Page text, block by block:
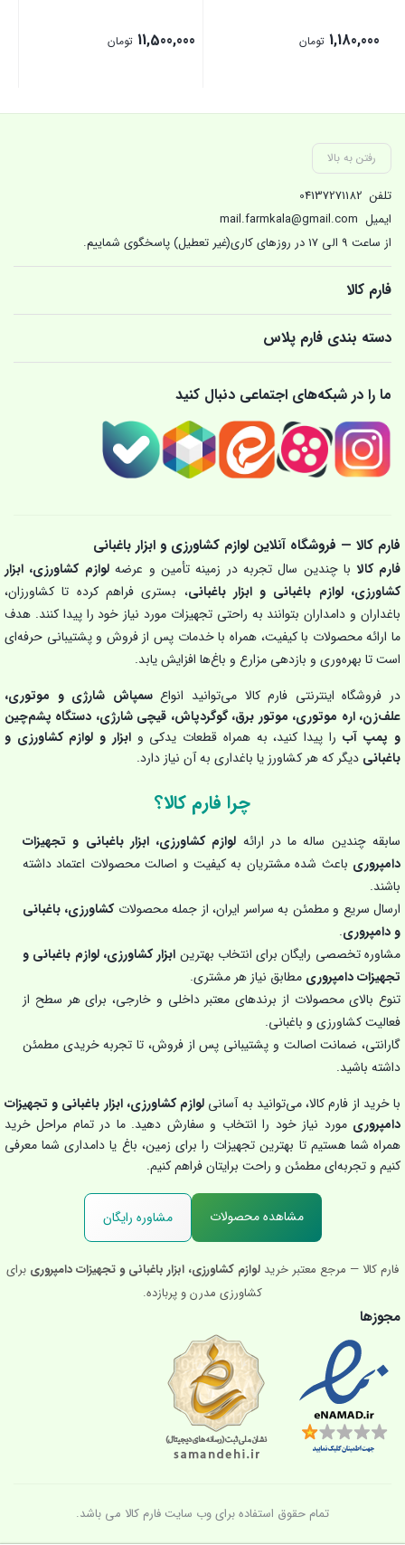
1,180,000 تومان 11,500,000 تومان
رفتن به بالا
تلفن 04137271182
ایمیل mail.farmkala@gmail.com
از ساعت 9 الی 17 در روزهای کاری(غیر تعطیل) پاسخگوی شماییم.
فارم کالا
دسته بندی فارم پلاس
ما را در شبکه‌های اجتماعی دنبال کنید
فارم کالا — فروشگاه آنلاین لوازم کشاورزی و ابزار باغبانی
فارم کالا با چندین سال تجربه در زمینه تأمین و عرضهلوازم کشاورزی، ابزار
کشاورزی، لوازم باغبانی و ابزار باغبانی، بستری فراهم کرده تا کشاورزان،
باغداران و دامداران بتوانند به راحتی تجهیزات مورد نیاز خود را پیدا کنند. هدف
ما ارائه محصولات با کیفیت، همراه با خدمات پس از فروش و پشتیبانی حرفه‌ای
است تا بهره‌وری و بازدهی مزارع و باغ‌ها افزایش یابد.
در فروشگاه اینترنتی فارم کالا می‌توانید انواعسمپاش شارژی و موتوری،
علف‌زن، اره موتوری، موتور برق، گوگردپاش، قیچی شارژی، دستگاه پشم‌چین
و پمپ آب را پیدا کنید، به همراه قطعات یدکی وابزار و لوازم کشاورزی و
باغبانی دیگر که هر کشاورز یا باغداری به آن نیاز دارد.
چرا فارم کالا؟
سابقه چندین ساله ما در ارائه لوازم کشاورزی، ابزار باغبانی و تجهیزات
دامپروری باعث شده مشتریان به کیفیت و اصالت محصولات اعتماد داشته
باشند.
ارسال سریع و مطمئن به سراسر ایران، از جمله محصولاتکشاورزی، باغبانی
و دامپروری.
مشاوره تخصصی رایگان برای انتخاب بهترین ابزار کشاورزی، لوازم باغبانی و
تجهیزات دامپروری مطابق نیاز هر مشتری.
تنوع بالای محصولات از برندهای معتبر داخلی و خارجی، برای هر سطح از
فعالیت کشاورزی و باغبانی.
گارانتی، ضمانت اصالت و پشتیبانی پس از فروش، تا تجربه خریدی مطمئن
داشته باشید.
با خرید از فارم کالا، می‌توانید به آسانی لوازم کشاورزی، ابزار باغبانی و تجهیزات
دامپروری مورد نیاز خود را انتخاب و سفارش دهید. ما در تمام مراحل خرید
همراه شما هستیم تا بهترین تجهیزات را برای زمین، باغ یا دامداری شما معرفی
کنیم و تجربه‌ای مطمئن و راحت برایتان فراهم کنیم.
مشاهده محصولات مشاوره رایگان
فارم کالا — مرجع معتبر خرید لوازم کشاورزی، ابزار باغبانی و تجهیزات دامپروری برای
کشاورزی مدرن و پربازده.
مجوزها
تمام حقوق استفاده برای وب سایت فارم کالا می باشد.